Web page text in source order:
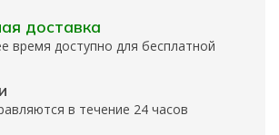
доставка
время доступно для бесплатной
в течение 24 часов